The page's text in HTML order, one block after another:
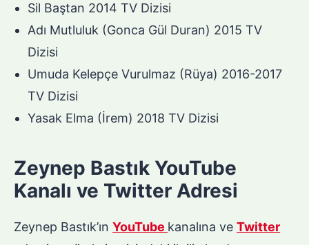
Sil Baştan 2014 TV Dizisi
Adı Mutluluk (Gonca Gül Duran) 2015 TV
Dizisi
Umuda Kelepçe Vurulmaz (Rüya) 2016-2017
TV Dizisi
Yasak Elma (İrem) 2018 TV Dizisi
Zeynep Bastık YouTube
Kanalı ve Twitter Adresi
Zeynep Bastık’ın YouTube kanalına ve Twitter